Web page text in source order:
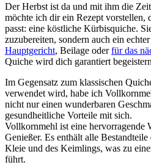
Der Herbst ist da und mit ihm die
möchte ich dir ein Rezept vorstellen,
passt: eine köstliche Kürbisquiche.
zuzubereiten, sondern auch ein
Hauptgericht, Beilage oderfür das
Quiche wird dich garantiert
Im Gegensatz zum klassischen
verwendet wird, habe ich
nicht nur einen wunderbaren
gesundheitliche Vorteile mit sich.
Vollkornmehl ist eine hervorragende
Genießer. Es enthält alle
Kleie und des Keimlings, was zu
führt.